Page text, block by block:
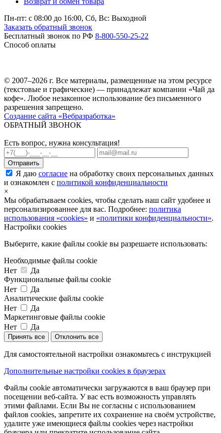
Пн-пт: c 08:00 до 16:00, Сб, Вс: Выходной
Заказать обратный звонок
Бесплатный звонок по РФ 8-800-550-25-22
Способ оплаты
© 2007–2026 г. Все материалы, размещенные на этом ресурсе
(текстовые и графические) — принадлежат компании «Чай да
кофе». Любое незаконное использование без письменного
разрешения запрещено.
Создание сайта «Вебразработка»
ОБРАТНЫЙ ЗВОНОК
Есть вопрос, нужна консультация!
Я даю согласие на обработку своих персональных данных
и ознакомлен с политикой конфиденциальности
×
Мы обрабатываем cookies, чтобы сделать наш сайт удобнее и
персонализированнее для вас. Подробнее: политика
использования «cookies» и «политики конфиденциальности».
Настройки cookies
Выберите, какие файлы cookie вы разрешаете использовать:
Необходимые файлы cookie
Нет
Да
Функциональные файлы cookie
Нет
Да
Аналитические файлы cookie
Нет
Да
Маркетинговые файлы cookie
Нет
Да
Принять все Отклонить все
Для самостоятельной настройки ознакомьтесь с инструкцией
Дополнительные настройки cookies в браузерах
Файлы cookie автоматически загружаются в ваш браузер при
посещении веб-сайта. У вас есть возможность управлять
этими файлами. Если Вы не согласны с использованием
файлов cookies, запретите их сохранение на своём устройстве,
удалите уже имеющиеся файлы cookies через настройки